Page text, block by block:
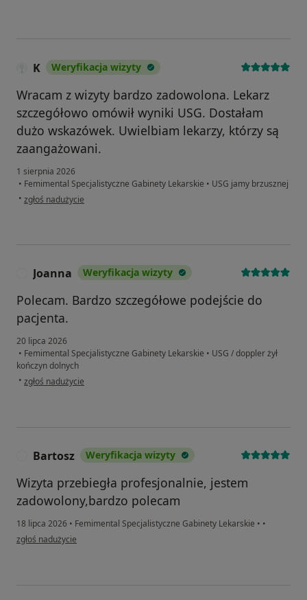
K Weryfikacja wizyty
Wracam z wizyty bardzo zadowolona. Lekarz
szczegółowo omówił wyniki USG. Dostałam
dużo wskazówek. Uwielbiam lekarzy, którzy są
zaangażowani.
1 sierpnia 2026
• Femimental Specjalistyczne Gabinety Lekarskie • USG jamy brzusznej
• w opinii użytkownika K
zgłoś nadużycie
Joanna Weryfikacja wizyty
Polecam. Bardzo szczegółowe podejście do
pacjenta.
20 lipca 2026
• Femimental Specjalistyczne Gabinety Lekarskie • USG / doppler żył
kończyn dolnych
• w opinii użytkownika Joanna
zgłoś nadużycie
Bartosz Weryfikacja wizyty
Wizyta przebiegła profesjonalnie, jestem
zadowolony,bardzo polecam
18 lipca 2026 • Femimental Specjalistyczne Gabinety Lekarskie • •
w opinii użytkownika Bartosz
zgłoś nadużycie